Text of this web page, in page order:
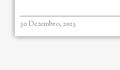
30 Dezembro, 2023